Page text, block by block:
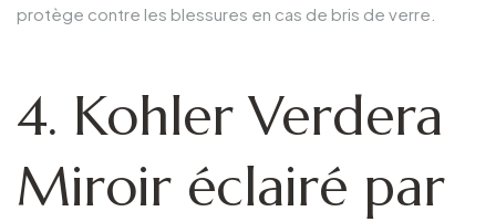
protège contre les blessures en cas de bris de verre.
4. Kohler Verdera
Miroir éclairé par